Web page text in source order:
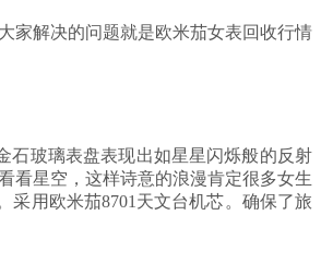
家解决的问题就是欧米茄女表回收行情
石玻璃表盘表现出如星星闪烁般的反射
看星空，这样诗意的浪漫肯定很多女生
采用欧米茄8701天文台机芯。确保了旅